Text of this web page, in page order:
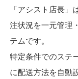
「アシスト店長」
注状況を一元管理
テムです。
特定条件でのステ
に配送方法を自動